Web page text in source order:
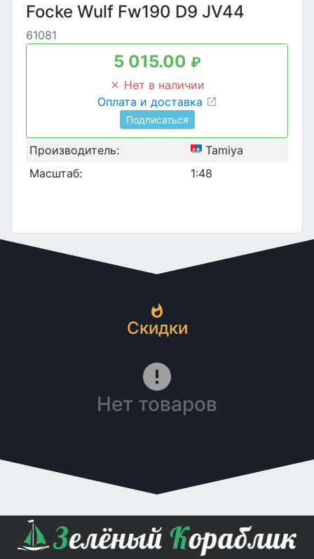
Focke Wulf Fw190 D9 JV44
61081
5 015.00 ₽
Нет в наличии
Оплата и доставка
Подписаться
Производитель:
Tamiya
Масштаб:
1:48
Скидки
Нет товаров